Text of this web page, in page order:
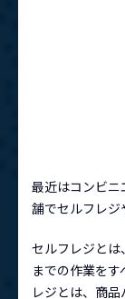
最近はコンビ
舗でセルフレジ
セルフレジとは
までの作業を
レジとは、商